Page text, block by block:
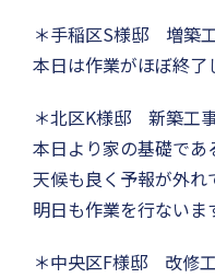
＊手稲区S様邸 増築
本日は作業がほぼ終了
＊北区K様邸 新築工
本日より家の基礎であ
天候も良く予報が外れ
明日も作業を行ないま
＊中央区F様邸 改修